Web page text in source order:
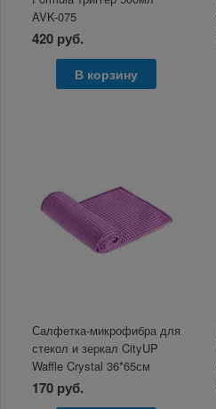
AVK-075
420 руб.
В корзину
Салфетка-микрофибра для
стекол и зеркал CityUP
Waffle Crystal 36*65см
170 руб.